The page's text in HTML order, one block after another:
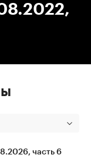
часть 6